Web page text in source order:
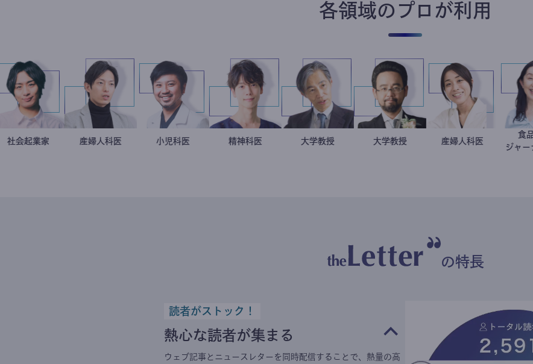
各領域のプロが利用
二
家 駒崎弘樹
社会起業家 重見大介
産婦人科医 今西洋介
小児科医 藤野智哉
精神科医 加藤忠史
大学教授 金谷一朗
大学教授 稲葉可奈子
産婦人科医
の特長
読者がストック！
熱心な読者が集まる
ウェブ記事とニュースレターを同時配信することで、熱量の高